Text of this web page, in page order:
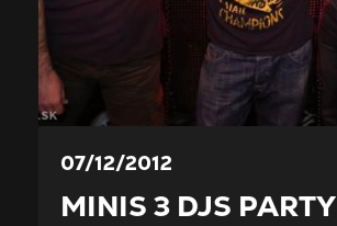
07/12/2012
MINIS 3 DJS PARTY